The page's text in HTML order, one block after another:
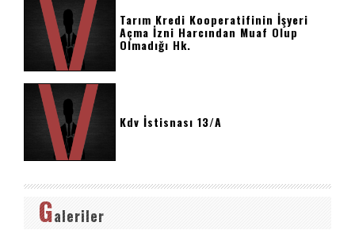
Tarım Kredi Kooperatifinin İşyeri
Açma İzni Harcından Muaf Olup
Olmadığı Hk.
Kdv İstisnası 13/a
Galeriler